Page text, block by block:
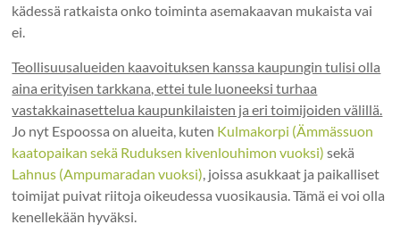
kädessä ratkaista onko toiminta asemakaavan mukaista vai
ei.
Teollisuusalueiden kaavoituksen kanssa kaupungin tulisi olla
aina erityisen tarkkana, ettei tule luoneeksi turhaa
vastakkainasettelua kaupunkilaisten ja eri toimijoiden välillä.
Jo nyt Espoossa on alueita, kuten Kulmakorpi (Ämmässuon
kaatopaikan sekä Ruduksen kivenlouhimon vuoksi)sekä
Lahnus (Ampumaradan vuoksi), joissa asukkaat ja paikalliset
toimijat puivat riitoja oikeudessa vuosikausia. Tämä ei voi olla
kenellekään hyväksi.